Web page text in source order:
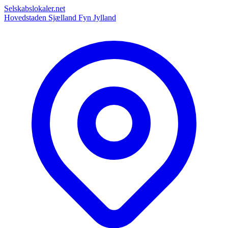
Selskabslokaler.net
Hovedstaden Sjælland Fyn Jylland